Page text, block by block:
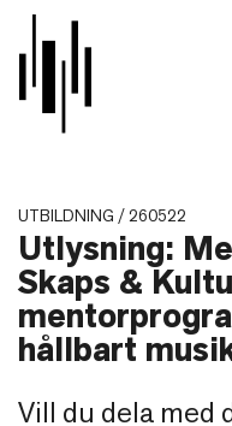
UTBILDNING / 260522
Utlysning:
Skaps &
hållbart
Vill du dela med